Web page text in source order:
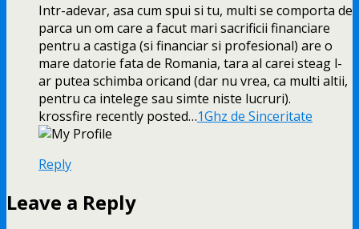
Intr-adevar, asa cum spui si tu, multi se comporta de
parca un om care a facut mari sacrificii financiare
pentru a castiga (si financiar si profesional) are o
mare datorie fata de Romania, tara al carei steag l-
ar putea schimba oricand (dar nu vrea, ca multi altii,
pentru ca intelege sau simte niste lucruri).
krossfire recently posted…1Ghz de Sinceritate
Reply
Leave a Reply